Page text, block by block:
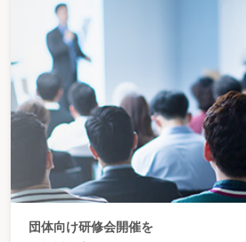
団体向け研修会開催を